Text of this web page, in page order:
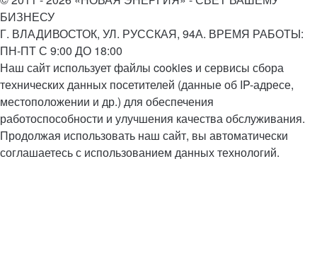
БИЗНЕСУ
Г. ВЛАДИВОСТОК, УЛ. РУССКАЯ, 94А. ВРЕМЯ РАБОТЫ:
ПН-ПТ С 9:00 ДО 18:00
Наш сайт использует файлы cookies и сервисы сбора
технических данных посетителей (данные об IP-адресе,
местоположении и др.) для обеспечения
работоспособности и улучшения качества обслуживания.
Продолжая использовать наш сайт, вы автоматически
соглашаетесь с использованием данных технологий.